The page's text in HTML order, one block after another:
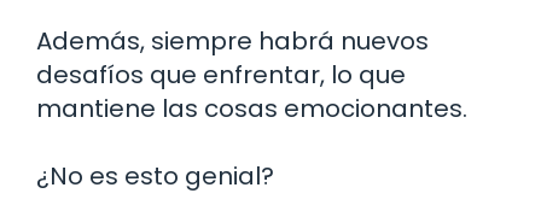
Además, siempre habrá nuevos
desafíos que enfrentar, lo que
mantiene las cosas emocionantes.
¿No es esto genial?